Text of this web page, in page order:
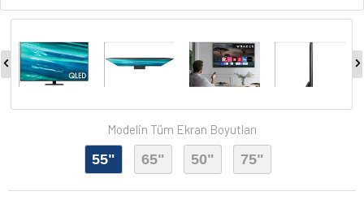
Modelin Tüm Ekran Boyutları
55" 65" 50" 75"